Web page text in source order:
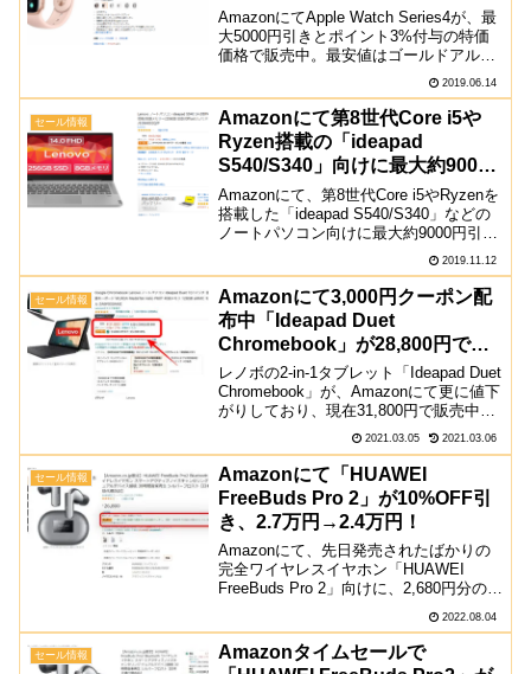
AmazonにてApple Watch Series4が、最
大5000円引きとポイント3%付与の特価
価格で販売中。最安値はゴールドアルミ
でも同様のキャンペーンが行われてお
り、価格やポイントもほとんど...
2019.06.14
セール情報
Amazonにて第8世代Core i5や
Ryzen搭載の「ideapad
S540/S340」向けに最大約9000
円引きのクーポン配布中
Amazonにて、第8世代Core i5やRyzenを
搭載した「ideapad S540/S340」などの
ノートパソコン向けに最大約9000円引き
ンは商品ページの価格の下にあるチェッ
クボタンから取得可能で...
2019.11.12
セール情報
Amazonにて3,000円クーポン配
布中「Ideapad Duet
Chromebook」が28,800円で販
売中
レノボの2-in-1タブレット「Ideapad Duet
Chromebook」が、Amazonにて更に値下
がりしており、現在31,800円で販売中。
更に3,000円のクーポンが配布されてお
り、28,800円で購入することが可能にな
っていま...
2021.03.05 2021.03.06
セール情報
Amazonにて「HUAWEI
FreeBuds Pro 2」が10%OFF引
き、2.7万円→2.4万円！
Amazonにて、先日発売されたばかりの
完全ワイヤレスイヤホン「HUAWEI
FreeBuds Pro 2」向けに、2,680円分のク
26,800円のところ、24,120円で購入する
ことができるようになって...
2022.08.04
セール情報
Amazonタイムセールで